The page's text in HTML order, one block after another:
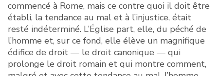
commencé à Rome, mais ce contre quoi il doit être
établi, la tendance au mal et à l’injustice, était
resté indéterminé. L’Église part, elle, du péché de
l’homme et, sur ce fond, elle élève un magnifique
édifice de droit — le droit canonique — qui
prolonge le droit romain et qui montre comment,